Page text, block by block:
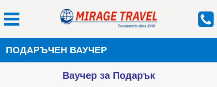
ПОДАРЪЧЕН ВАУЧЕР
Ваучер за Подарък